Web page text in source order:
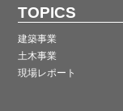
TOPICS
建築事業
土木事業
現場レポート